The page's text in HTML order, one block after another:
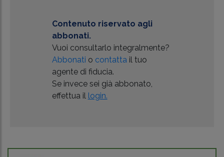
Contenuto riservato agli
abbonati.
Vuoi consultarlo integralmente?
Abbonati o contattail tuo
agente di fiducia.
Se invece sei già abbonato,
effettua il login.